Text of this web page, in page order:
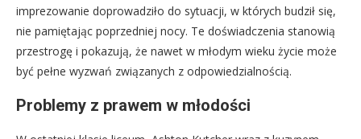
imprezowanie doprowadziło do sytuacji, w których budził się,
nie pamiętając poprzedniej nocy. Te doświadczenia stanowią
przestrogę i pokazują, że nawet w młodym wieku życie może
być pełne wyzwań związanych z odpowiedzialnością.
Problemy z prawem w młodości